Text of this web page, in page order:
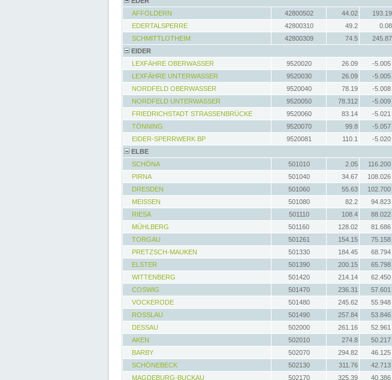
AFFOLDERN
42800502 44.02
EDERTALSPERRE
42800310 49.2
SCHMITTLOTHEIM
42800309 74.5
EIDER
LEXFÄHRE OBERWASSER
9520020 26.09 -5.005
LEXFÄHRE UNTERWASSER
9520030 26.09 -5.005
NORDFELD OBERWASSER
9520040 78.19 -5.008
NORDFELD UNTERWASSER
9520050 78.312 -5.009
FRIEDRICHSTADT STRASSENBRÜCKE
9520060 83.14 -5.021
TÖNNING
9520070 99.8 -5.057
EIDER-SPERRWERK BP
9520081 110.1 -5.020
ELBE
SCHÖNA
501010 2.05 116.200
PIRNA
501040 34.67 108.026
DRESDEN
501060 55.63 102.700
MEISSEN
501080 82.2 94.823
RIESA
501110 108.4 88.022
MÜHLBERG
501160 128.02 81.686
TORGAU
501261 154.15 75.158
PRETZSCH-MAUKEN
501330 184.45 68.794
ELSTER
501390 200.15 65.798
WITTENBERG
501420 214.14 62.450
COSWIG
501470 236.31 57.601
VOCKERODE
501480 245.62 55.948
ROSSLAU
501490 257.84 53.846
DESSAU
502000 261.16 52.961
AKEN
502010 274.8 50.217
BARBY
502070 294.82 46.125
SCHÖNEBECK
502130 311.76 42.713
MAGDEBURG-BUCKAU
502170 325.39 40.386